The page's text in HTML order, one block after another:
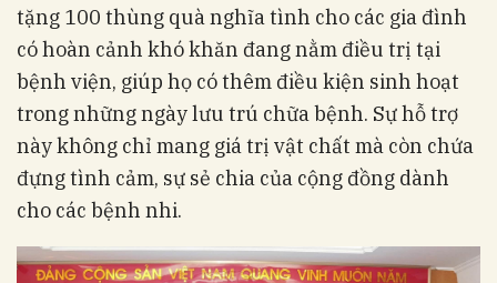
tặng 100 thùng quà nghĩa tình cho các gia đình
có hoàn cảnh khó khăn đang nằm điều trị tại
bệnh viện, giúp họ có thêm điều kiện sinh hoạt
trong những ngày lưu trú chữa bệnh. Sự hỗ trợ
này không chỉ mang giá trị vật chất mà còn chứa
đựng tình cảm, sự sẻ chia của cộng đồng dành
cho các bệnh nhi.